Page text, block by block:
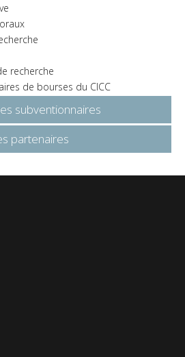
recherche
de bourses du CICC
subventionnaires
partenaires